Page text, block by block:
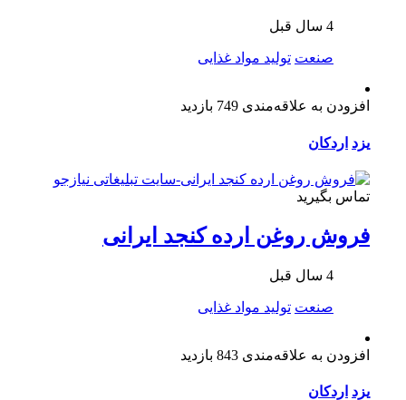
4 سال قبل
صنعت تولید مواد غذایی
افزودن به علاقه‌مندی 749 بازدید
یزد اردکان
تماس بگیرید
فروش روغن ارده کنجد ایرانی
4 سال قبل
صنعت تولید مواد غذایی
افزودن به علاقه‌مندی 843 بازدید
یزد اردکان